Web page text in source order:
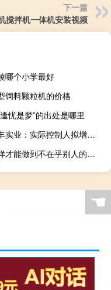
下一篇
搅拌机一体机安装视频
哪个小学最好
饲料颗粒机的价格
忧是梦”的出处是哪里
大丰实业：实际控制人拟增持股份3000万元-6000万元
怎样才能做到不在乎别人的眼光呢
☚